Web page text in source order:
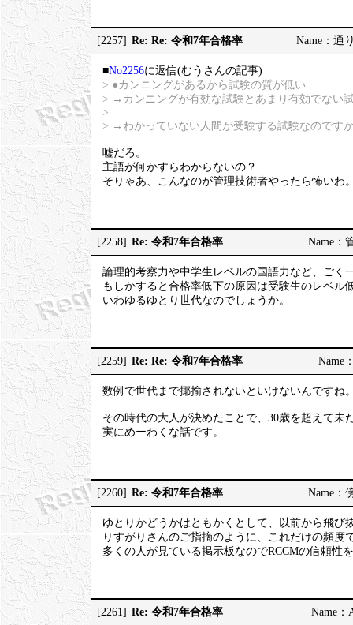
[2257] Re: Re: 令和7年合格率 Name：通
■No2256に返信(むうさんの記事)
> ●カンニングがあるから試験の質が低い
> →カンニングが有効な試験とあまり有効でない
>
> →わかっていない人間が受験する試験なのです
嘘だろ。
主語が何かすらわからないの？
そりゃあ、こんなのが管理技術者やったら怖いわ
[2258] Re: 令和7年合格率 Name：
論理的考察力や中学生レベルの国語力など、ごく
もしかすると合格率低下の原因は受験生のレベル
いわゆるゆとり世代なのでしょうか。
[2259] Re: Re: 令和7年合格率 Name
数例で世代まで揶揄されないといけないんですね
その時代の大人が決めたことで、30歳を超えて未
実にめーわくな話です。
[2260] Re: 令和7年合格率 Name：
ゆとりかどうかはともかくとして、以前から飛
りすがりさんのご指摘のように、これだけの頻度
多くの人が見ている掲示板なのでRCCMの信頼性
[2261] Re: 令和7年合格率 Name：